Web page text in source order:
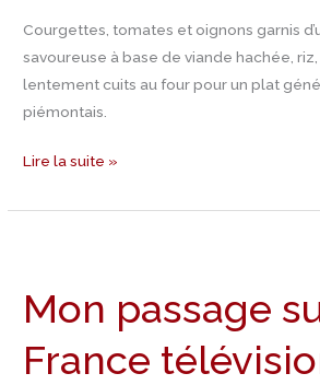
Courgettes, tomates et oignons garnis
savoureuse à base de viande hachée,
lentement cuits au four pour un plat
piémontais.
Lire la suite »
Mon passage
France
sur
France
télévision